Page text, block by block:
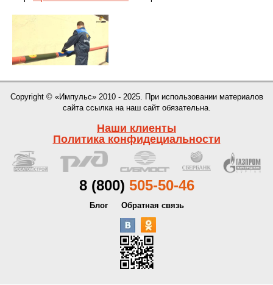
Copyright © «Импульс» 2010 - 2025. При использовании материалов
сайта ссылка на наш сайт обязательна.
Наши клиенты
Политика конфидециальности
8 (800) 505-50-46
Блог Обратная связь